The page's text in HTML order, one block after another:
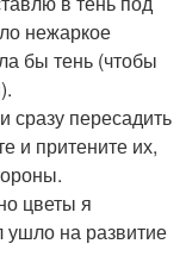
нежаркое
бы тень (чтобы
сразу пересадить
и притените их,
цветы я
ушло на развитие